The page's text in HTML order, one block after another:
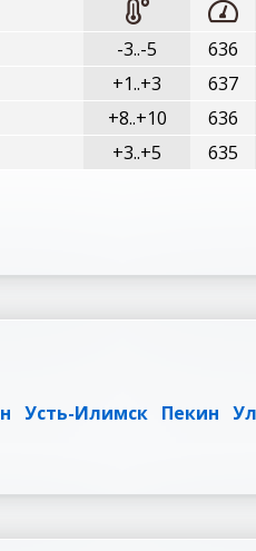
-3..-5 636
+1..+3 637
+8..+10 636
+3..+5 635
Усть-Илимск Пекин